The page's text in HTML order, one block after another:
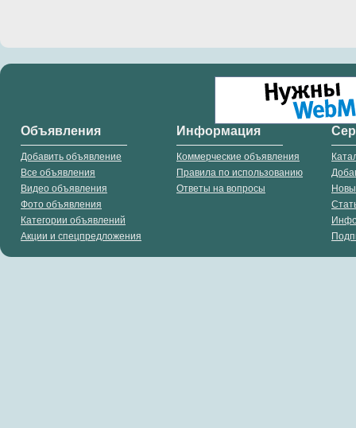
Объявления
Добавить объявление
Все объявления
Видео объявления
Фото объявления
Категории объявлений
Акции и спецпредложения
Информация
Коммерческие объявления
Правила по использованию
Ответы на вопросы